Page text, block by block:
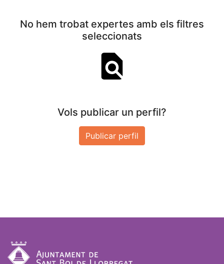
No hem trobat expertes amb els filtres
seleccionats
Vols publicar un perfil?
Publicar perfil